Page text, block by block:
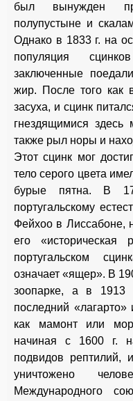
был вынужден
полупустыне и
Однако в 1833 г. на
популяция
заключенные
жир. После того как
засуха, и сцинк
гнездящимися здесь
также рыл норы и
Этот сцинк мог
тело серого цвета
бурые пятна. В
португальскому
Фейхоо в Лиссабоне,
его
португальском
означает «ящер». В
зоопарке, а в 1913
последний
как мамонт или
начиная с 1600 г.
подвидов
уничтожено
Международного